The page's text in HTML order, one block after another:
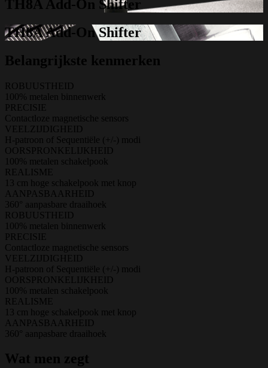
TH8A Add-On Shifter
TH8A Add-On Shifter
Belangrijkste kenmerken
ROBUUSTHEID
100% metalen binnenwerk
PRECISIE
Contactloze magnetische sensors
VEELZIJDIGHEID
H-patroon of Sequentiële (+/-) modi
OORSPRONKELIJKHEID
100% metalen schakelpook
REALISME
13 cm hoge schakelpook met knop
AANPASBAARHEID
360° aanpasbare draaihoek
ROBUUSTHEID
100% metalen binnenwerk
PRECISIE
Contactloze magnetische sensors
VEELZIJDIGHEID
H-patroon of Sequentiële (+/-) modi
OORSPRONKELIJKHEID
100% metalen schakelpook
REALISME
13 cm hoge schakelpook met knop
AANPASBAARHEID
360° aanpasbare draaihoek
Wat men zegt